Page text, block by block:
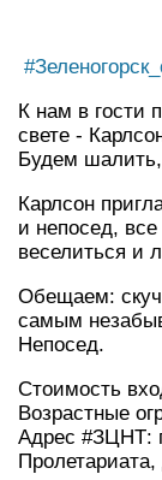
К нам в гости
свете -
Будем шалить,
Карлсон
и непосед,
веселиться и
Обещаем:
самым
Непосед.
Стоимость
Возрастные
Адрес #ЗЦНТ: